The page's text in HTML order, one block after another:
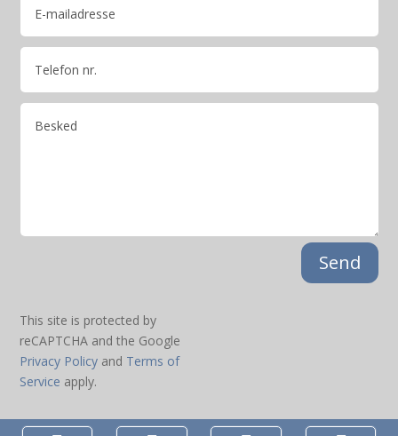
Send
This site is protected by
reCAPTCHA and the Google
Privacy Policy and Terms of
Service apply.